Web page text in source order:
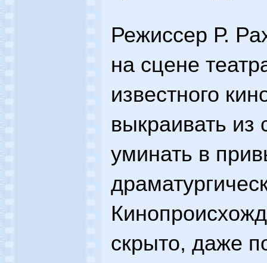
Режиссер Р.
на сцене
известного
выкраивать из
уминать в
скрыто, даже